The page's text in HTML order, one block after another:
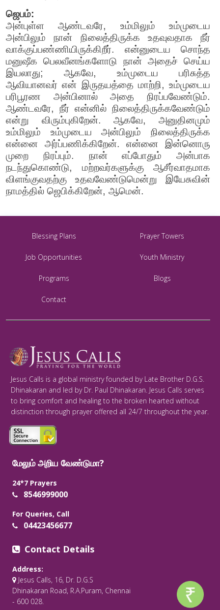
ஜெபம்:
அன்புள்ள ஆண்டவரே, உம்மிலும் உம்முடைய
அன்பிலும் நான் நிலைத்திருக்க உதவுவதாக நீர்
வாக்குப்பண்ணியிருக்கிறீர். என்னுடைய சொந்த
மனுஷீக பெலவீனங்களோடு நான் அதைச் செய்ய
இயலாது; ஆகவே, உம்முடைய பரிசுத்த
ஆவியானவர் என் இருதயத்தை மாற்றி, உம்முடைய
பரிபூரண அன்பினால் அதை நிரப்பவேண்டும்.
ஆண்டவரே, நீர் என்னில் நிலைத்திருக்கவேண்டும்
என்று விரும்புகிறேன். ஆகவே, அனுதினமும்
உம்மிலும் உம்முடைய அன்பிலும் நிலைத்திருக்க
என்னை அர்ப்பணிக்கிறேன். என்னை இன்னொரு
முறை நிரப்பும். நான் எப்போதும் அன்பாக
நடந்துகொண்டு, மற்றவர்களுக்கு ஆசீர்வாதமாக
விளங்குவதற்கு உதவவேண்டுமென்று இயேசுவின்
நாமத்தில் ஜெபிக்கிறேன், ஆமென்.
Blessing Plans Prayer Towers
Job Opportunities Youth Ministry
Programs Blogs
Contact
Jesus Calls is a global ministry founded by Late Brother D.G.S.
Dhinakaran and led by Dr. Paul Dhinakaran. Jesus Calls serves
to bring comfort and healing to the broken hearted without
distinction through prayer offered all 24/7 throughout the year.
மேலும் அறிய வேண்டுமா?
24*7 Prayers
8546999000
For Queries, Call
04423456677
Contact Details
Address:
Jesus Calls, 16, Dr. D.G.S
Dhinakaran Road, R.A.Puram, Chennai
- 600 028.